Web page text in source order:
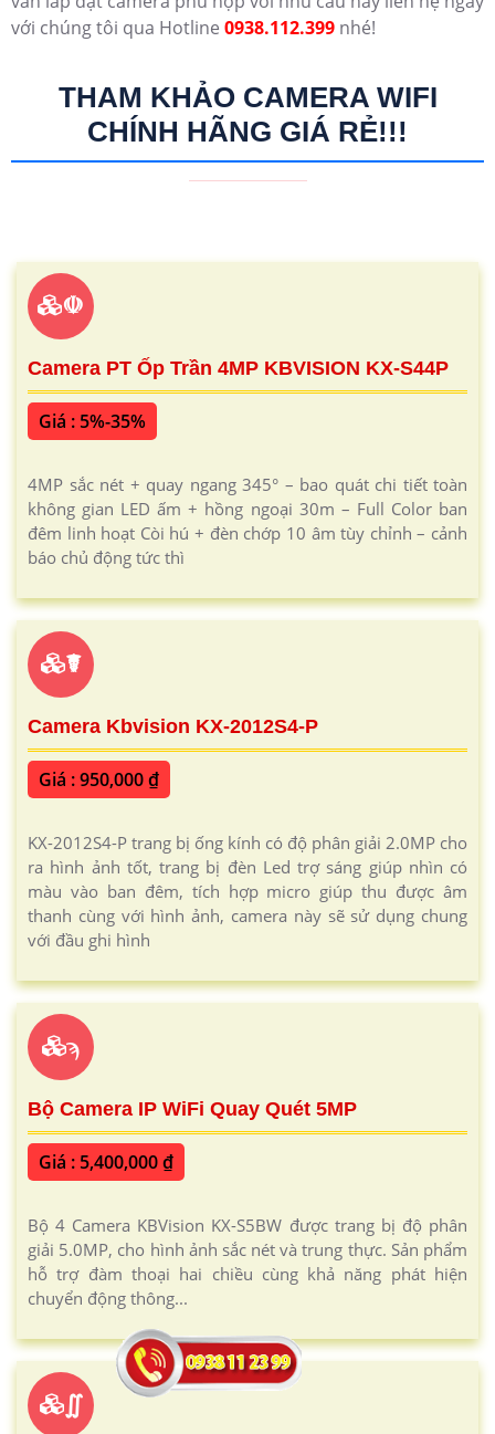
với chúng tôi qua Hotline 0938.112.399 nhé!
THAM KHẢO CAMERA WIFI
CHÍNH HÃNG GIÁ RẺ!!!
☫
Camera PT Ốp Trần 4MP KBVISION KX-S44P
Giá : 5%-35%
4MP sắc nét + quay ngang 345° – bao quát chi tiết toàn
không gian LED ấm + hồng ngoại 30m – Full Color ban
đêm linh hoạt Còi hú + đèn chớp 10 âm tùy chỉnh – cảnh
báo chủ động tức thì
☤
Camera Kbvision KX-2012S4-P
Giá : 950,000 ₫
KX-2012S4-P trang bị ống kính có độ phân giải 2.0MP cho
ra hình ảnh tốt, trang bị đèn Led trợ sáng giúp nhìn có
màu vào ban đêm, tích hợp micro giúp thu được âm
thanh cùng với hình ảnh, camera này sẽ sử dụng chung
với đầu ghi hình
ϡ
Bộ Camera IP WiFi Quay Quét 5MP
Giá : 5,400,000 ₫
Bộ 4 Camera KBVision KX-S5BW được trang bị độ phân
giải 5.0MP, cho hình ảnh sắc nét và trung thực. Sản phẩm
hỗ trợ đàm thoại hai chiều cùng khả năng phát hiện
chuyển động thông...
∬